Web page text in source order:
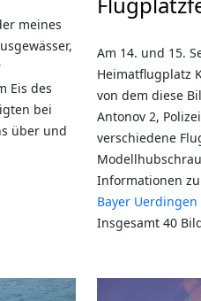
meines
Eis des
bei
über und
Am 14. und 15.
Heimatflugplatz
von dem diese
Antonov 2,
verschiedene
Informationen
Bayer Uerdingen
Insgesamt 40